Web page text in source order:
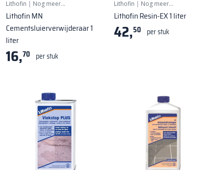
Lithofin | Nog meer…
Lithofin MN
Cementsluierverwijderaar 1
liter
16,70 per stuk
Lithofin | Nog meer…
Lithofin Resin-EX 1 liter
42,50 per stuk